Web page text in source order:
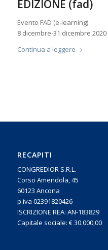
EDIZIONE (fad)
Evento FAD (e-learning)
8 dicembre-31 dicembre 2020
Continua a leggere
RECAPITI
CONGREDIOR S.R.L.
Corso Amendola, 45
60123 Ancona
p.iva 02391820426
ISCRIZIONE REA: AN-183829
Capitale sociale: € 30.000,00